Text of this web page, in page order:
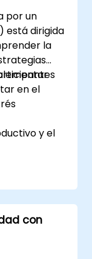
por un
está dirigida
la
en el
y el
ejercicios
con